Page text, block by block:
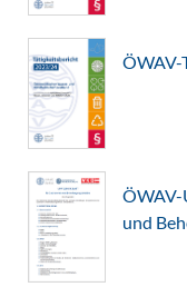
ÖWAV-
und